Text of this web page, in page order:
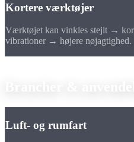
Kortere værktøjer
Værktøjet kan vinkles stejlt →
vibrationer → højere nøjagtighed.
Luft- og rumfart